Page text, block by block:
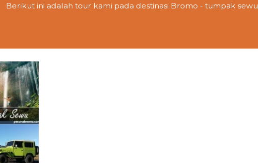
Berikut ini adalah tour kami pada destinasi Bromo - tumpak sewu